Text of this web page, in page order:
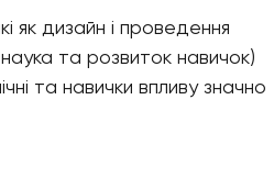
як дизайн і проведення
та розвиток навичок)
та навички впливу значно